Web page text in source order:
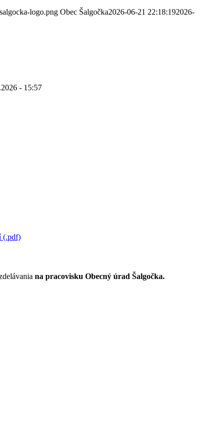
logo.png Obec Šalgočka2026-06-21 22:18:192026-
- 15:57
(.pdf)
na pracovisku Obecný úrad Šalgočka.